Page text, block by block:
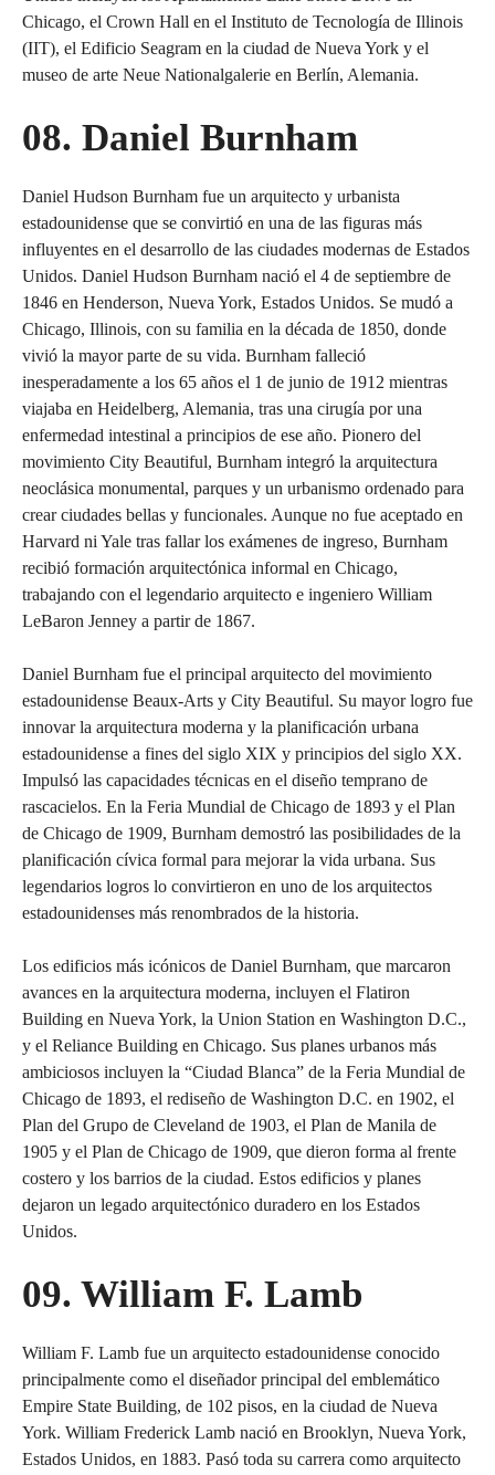
Chicago, el Crown Hall en el Instituto de Tecnología de Illinois
(IIT), el Edificio Seagram en la ciudad de Nueva York y el
museo de arte Neue Nationalgalerie en Berlín, Alemania.
08. Daniel Burnham
Daniel Hudson Burnham fue un arquitecto y urbanista
estadounidense que se convirtió en una de las figuras más
influyentes en el desarrollo de las ciudades modernas de Estados
Unidos. Daniel Hudson Burnham nació el 4 de septiembre de
1846 en Henderson, Nueva York, Estados Unidos. Se mudó a
Chicago, Illinois, con su familia en la década de 1850, donde
vivió la mayor parte de su vida. Burnham falleció
inesperadamente a los 65 años el 1 de junio de 1912 mientras
viajaba en Heidelberg, Alemania, tras una cirugía por una
enfermedad intestinal a principios de ese año. Pionero del
movimiento City Beautiful, Burnham integró la arquitectura
neoclásica monumental, parques y un urbanismo ordenado para
crear ciudades bellas y funcionales. Aunque no fue aceptado en
Harvard ni Yale tras fallar los exámenes de ingreso, Burnham
recibió formación arquitectónica informal en Chicago,
trabajando con el legendario arquitecto e ingeniero William
LeBaron Jenney a partir de 1867.
Daniel Burnham fue el principal arquitecto del movimiento
estadounidense Beaux-Arts y City Beautiful. Su mayor logro fue
innovar la arquitectura moderna y la planificación urbana
estadounidense a fines del siglo XIX y principios del siglo XX.
Impulsó las capacidades técnicas en el diseño temprano de
rascacielos. En la Feria Mundial de Chicago de 1893 y el Plan
de Chicago de 1909, Burnham demostró las posibilidades de la
planificación cívica formal para mejorar la vida urbana. Sus
legendarios logros lo convirtieron en uno de los arquitectos
estadounidenses más renombrados de la historia.
Los edificios más icónicos de Daniel Burnham, que marcaron
avances en la arquitectura moderna, incluyen el Flatiron
Building en Nueva York, la Union Station en Washington D.C.,
y el Reliance Building en Chicago. Sus planes urbanos más
ambiciosos incluyen la “Ciudad Blanca” de la Feria Mundial de
Chicago de 1893, el rediseño de Washington D.C. en 1902, el
Plan del Grupo de Cleveland de 1903, el Plan de Manila de
1905 y el Plan de Chicago de 1909, que dieron forma al frente
costero y los barrios de la ciudad. Estos edificios y planes
dejaron un legado arquitectónico duradero en los Estados
Unidos.
09. William F. Lamb
William F. Lamb fue un arquitecto estadounidense conocido
principalmente como el diseñador principal del emblemático
Empire State Building, de 102 pisos, en la ciudad de Nueva
York. William Frederick Lamb nació en Brooklyn, Nueva York,
Estados Unidos, en 1883. Pasó toda su carrera como arquitecto